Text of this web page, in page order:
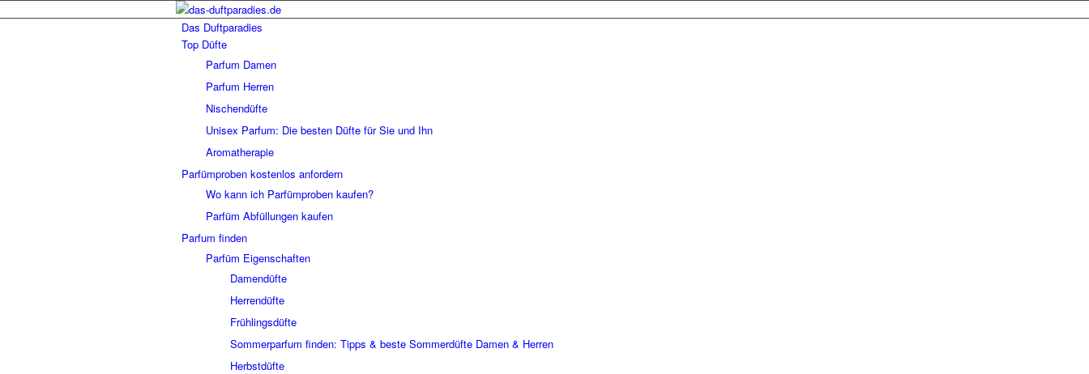
Das Duftparadies
Top Düfte
Parfum Damen
Parfum Herren
Nischendüfte
Unisex Parfum: Die besten Düfte für Sie und Ihn
Aromatherapie
Parfümproben kostenlos anfordern
Wo kann ich Parfümproben kaufen?
Parfüm Abfüllungen kaufen
Parfum finden
Parfüm Eigenschaften
Damendüfte
Herrendüfte
Frühlingsdüfte
Sommerparfum finden: Tipps & beste Sommerdüfte Damen & Herren
Herbstdüfte